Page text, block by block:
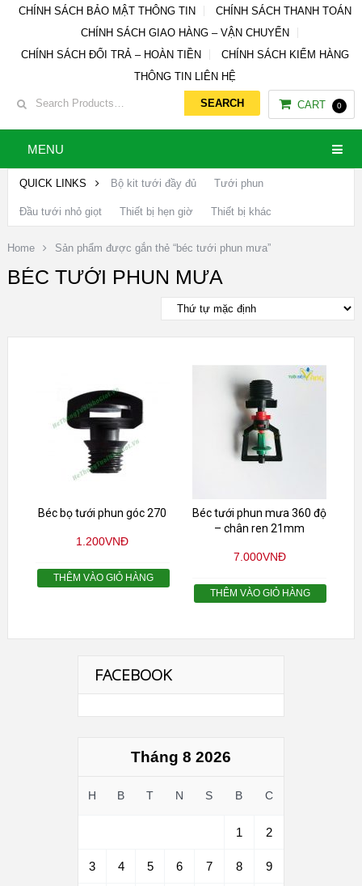
CHÍNH SÁCH BẢO MẬT THÔNG TIN
CHÍNH SÁCH THANH TOÁN
CHÍNH SÁCH GIAO HÀNG – VẬN CHUYỂN
CHÍNH SÁCH ĐỔI TRẢ – HOÀN TIỀN
CHÍNH SÁCH KIỂM HÀNG
THÔNG TIN LIÊN HỆ
CART 0
MENU
QUICK LINKS Bộ kit tưới đầy đủ Tưới phun
Đầu tưới nhỏ giọt Thiết bị hẹn giờ Thiết bị khác
Home Sản phẩm được gắn thẻ “béc tưới phun mưa”
BÉC TƯỚI PHUN MƯA
Béc bọ tưới phun góc 270
1.200VNĐ
THÊM VÀO GIỎ HÀNG
Béc tưới phun mưa 360 độ
– chân ren 21mm
7.000VNĐ
THÊM VÀO GIỎ HÀNG
FACEBOOK
Tháng 8 2026
H B T N S B C
1 2
3 4 5 6 7 8 9